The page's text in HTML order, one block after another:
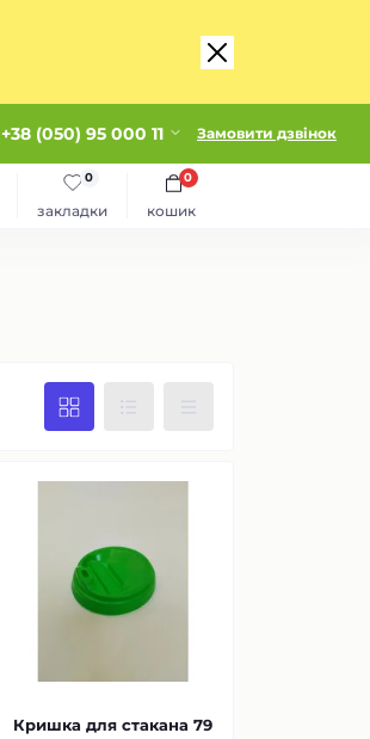
+38 (050) 95 000 11 Замовити дзвінок
закладки
0
кошик
0
Кришка для стакана 79